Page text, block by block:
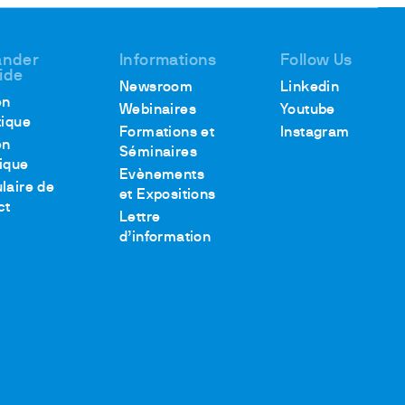
de
Informations
Newsroom
Webinaires
Formations et
Séminaires
Evènements
et Expositions
Lettre
d’information
Follow Us
Linkedin
Youtube
Instagram